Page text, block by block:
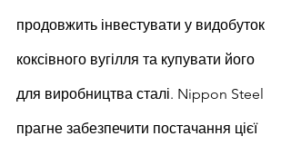
продовжить інвестувати у видобуток
коксівного вугілля та купувати його
для виробництва сталі. Nippon Steel
прагне забезпечити постачання цієї